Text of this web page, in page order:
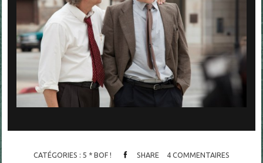
CATÉGORIES : 5 * BOF ! SHARE 4 COMMENTAIRES